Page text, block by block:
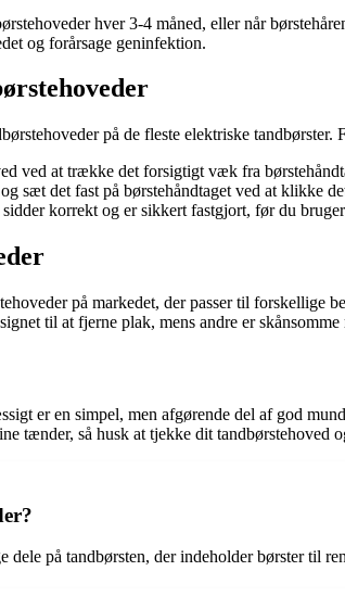
hver 3-4 måned, eller når
og forårsage geninfektion.
på de fleste elektriske tandbørster.
ved at trække det forsigtigt væk fra
sæt det fast på børstehåndtaget ved at klikke
korrekt og er sikkert fastgjort, før du
på markedet, der passer til forskellige
til at fjerne plak, mens andre er
er en simpel, men afgørende del af god
tænder, så husk at tjekke dit
dele på tandbørsten, der indeholder børster til